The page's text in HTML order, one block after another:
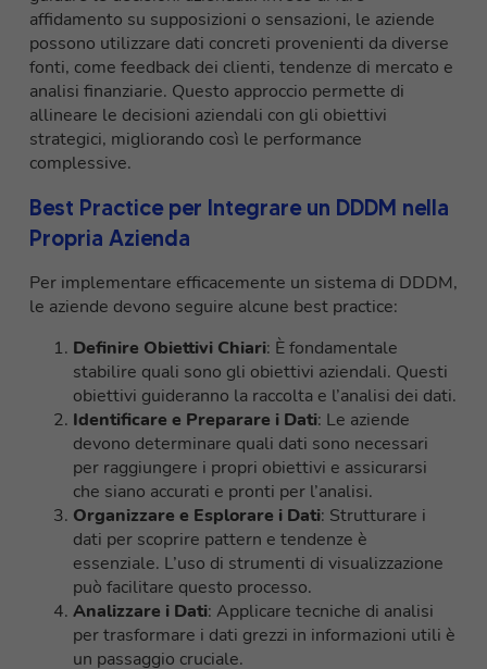
affidamento su supposizioni o sensazioni, le aziende
possono utilizzare dati concreti provenienti da diverse
fonti, come feedback dei clienti, tendenze di mercato e
analisi finanziarie. Questo approccio permette di
allineare le decisioni aziendali con gli obiettivi
strategici, migliorando così le performance
complessive.
Best Practice per Integrare un DDDM nella
Propria Azienda
Per implementare efficacemente un sistema di DDDM,
le aziende devono seguire alcune best practice:
Definire Obiettivi Chiari: È fondamentale
stabilire quali sono gli obiettivi aziendali. Questi
obiettivi guideranno la raccolta e l’analisi dei dati.
Identificare e Preparare i Dati: Le aziende
devono determinare quali dati sono necessari
per raggiungere i propri obiettivi e assicurarsi
che siano accurati e pronti per l’analisi.
Organizzare e Esplorare i Dati: Strutturare i
dati per scoprire pattern e tendenze è
essenziale. L’uso di strumenti di visualizzazione
può facilitare questo processo.
Analizzare i Dati: Applicare tecniche di analisi
per trasformare i dati grezzi in informazioni utili è
un passaggio cruciale.